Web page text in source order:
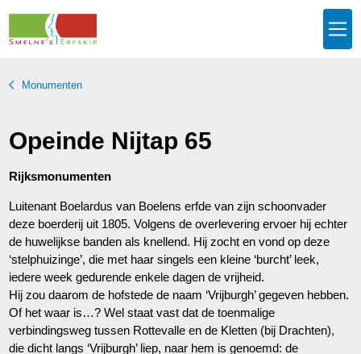
Monumenten
Opeinde Nijtap 65
Rijksmonumenten
Luitenant Boelardus van Boelens erfde van zijn schoonvader
deze boerderij uit 1805. Volgens de overlevering ervoer hij echter
de huwelijkse banden als knellend. Hij zocht en vond op deze
‘stelphuizinge’, die met haar singels een kleine ‘burcht’ leek,
iedere week gedurende enkele dagen de vrijheid.
Hij zou daarom de hofstede de naam ‘Vrijburgh’ gegeven hebben.
Of het waar is…? Wel staat vast dat de toenmalige
verbindingsweg tussen Rottevalle en de Kletten (bij Drachten),
die dicht langs ‘Vrijburgh’ liep, naar hem is genoemd: de